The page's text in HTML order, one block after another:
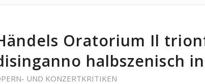
Oratorium Il
halbszenisch
UND KONZERTKRITIKEN